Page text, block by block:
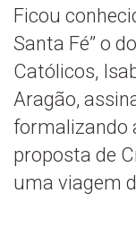
Ficou
Santa Fé” o
Católicos,
Aragão,
formalizando
proposta de
uma viagem